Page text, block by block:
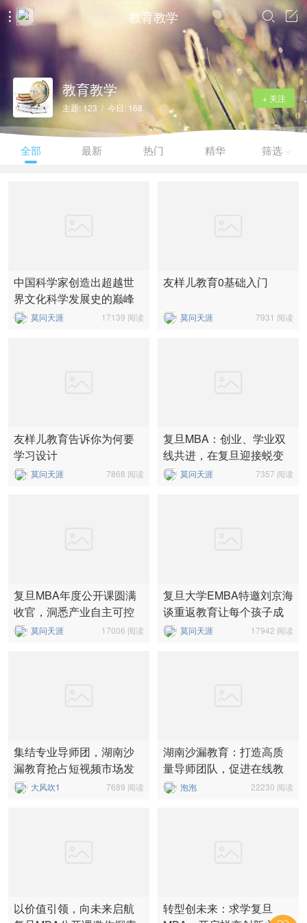
 教育教学 

+ 关注
教育教学
主题: 123 / 今日: 168
全部 最新 热门 精华 筛选 
中国科学家创造出超越世
界文化科学发展史的巅峰
业绩
17139 阅读
莫问天涯
友样儿教育0基础入门
7931 阅读
莫问天涯
友样儿教育告诉你为何要
学习设计
7868 阅读
莫问天涯
复旦MBA：创业、学业双
线共进，在复旦迎接蜕变
7357 阅读
莫问天涯
复旦MBA年度公开课圆满
收官，洞悉产业自主可控
发展策略
17006 阅读
莫问天涯
复旦大学EMBA特邀刘京海
谈重返教育让每个孩子成
为负责任...
17942 阅读
莫问天涯
集结专业导师团，湖南沙
漏教育抢占短视频市场发
展新高地
7689 阅读
大风吹1
湖南沙漏教育：打造高质
量导师团队，促进在线教
育企业...
22230 阅读
泡泡
以价值引领，向未来启航
转型创未来：求学复旦